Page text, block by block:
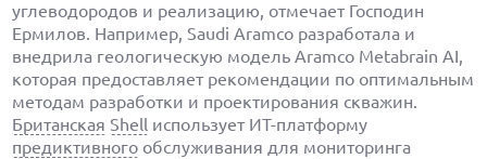
углеводородов и реализацию, отмечает Господин
Ермилов. Например, Saudi Aramco разработала и
внедрила геологическую модель Aramco Metabrain AI,
которая предоставляет рекомендации по оптимальным
методам разработки и проектирования скважин.
Британская Shell использует ИТ-платформу
предиктивного обслуживания для мониторинга